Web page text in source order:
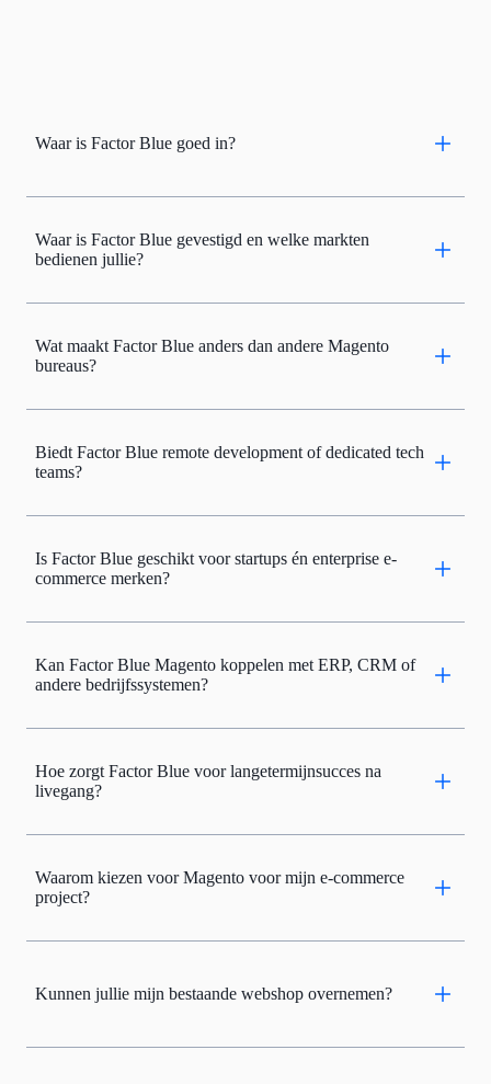
Waar is Factor Blue goed in?
Waar is Factor Blue gevestigd en welke markten
bedienen jullie?
Wat maakt Factor Blue anders dan andere Magento
bureaus?
Biedt Factor Blue remote development of dedicated tech
teams?
Is Factor Blue geschikt voor startups én enterprise e-
commerce merken?
Kan Factor Blue Magento koppelen met ERP, CRM of
andere bedrijfssystemen?
Hoe zorgt Factor Blue voor langetermijnsucces na
livegang?
Waarom kiezen voor Magento voor mijn e-commerce
project?
Kunnen jullie mijn bestaande webshop overnemen?